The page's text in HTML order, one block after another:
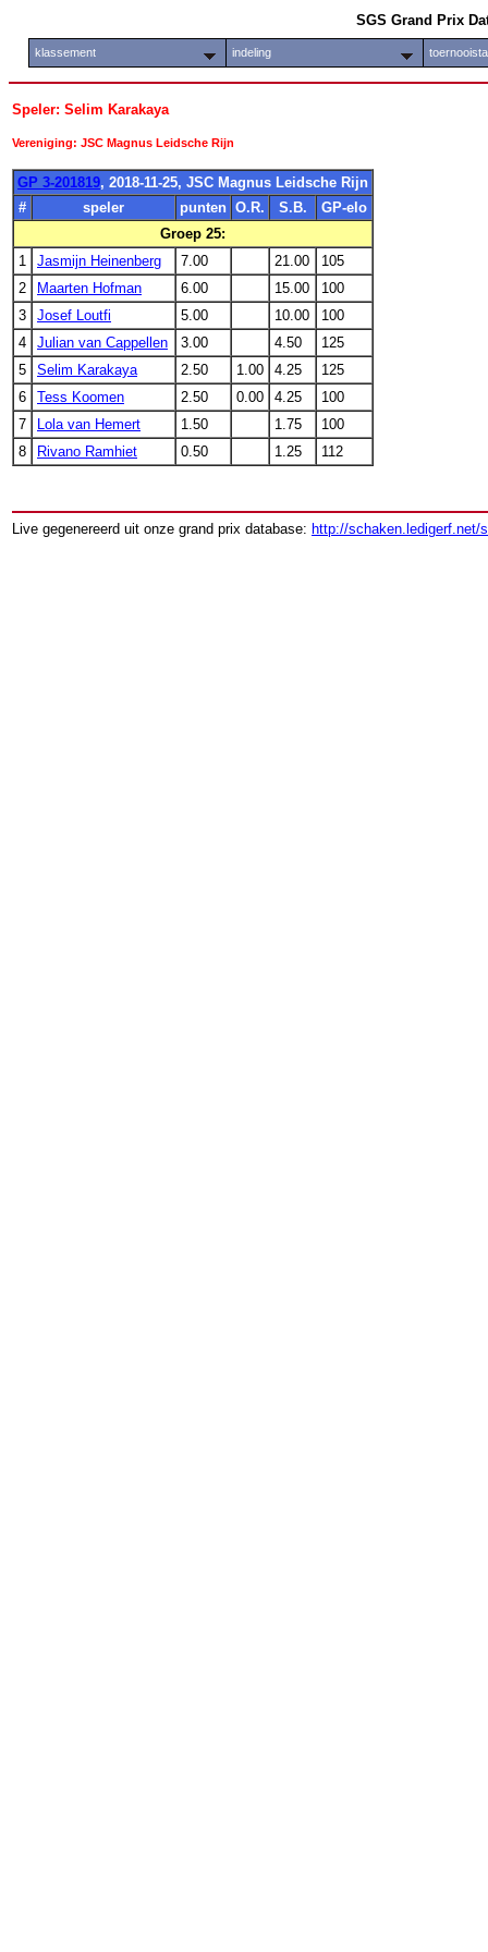
SGS Grand Prix
klassement indeling
Speler: Selim Karakaya
Vereniging: JSC Magnus Leidsche Rijn
GP 3-201819, 2018-11-25, JSC Magnus Leidsche Rijn
#
speler punten O.R. S.B.
GP-elo
Groep 25:
1
Jasmijn Heinenberg 7.00 21.00
105
2
Maarten Hofman 6.00 15.00
100
3
Josef Loutfi 5.00 10.00
100
4
Julian van Cappellen 3.00 4.50
125
5
Selim Karakaya 2.50 1.00 4.25
125
6
Tess Koomen 2.50 0.00 4.25
100
7
Lola van Hemert 1.50 1.75
100
8
Rivano Ramhiet 0.50 1.25 112
Live gegenereerd uit onze grand prix database: http://schaken.ledigerf.net/